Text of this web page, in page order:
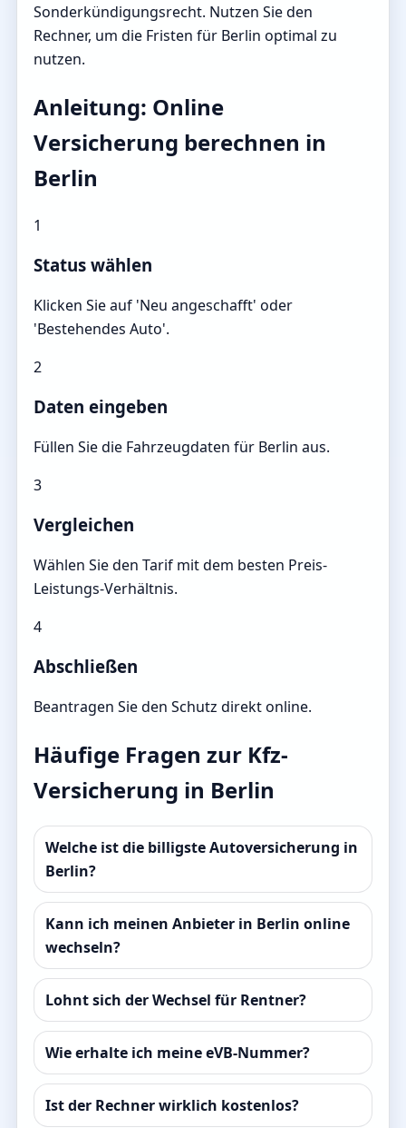
Sonderkündigungsrecht. Nutzen Sie den
Rechner, um die Fristen für Berlin optimal zu
nutzen.
Anleitung: Online
Versicherung berechnen in
Berlin
1
Status wählen
Klicken Sie auf 'Neu angeschafft' oder
'Bestehendes Auto'.
2
Daten eingeben
Füllen Sie die Fahrzeugdaten für Berlin aus.
3
Vergleichen
Wählen Sie den Tarif mit dem besten Preis-
Leistungs-Verhältnis.
4
Abschließen
Beantragen Sie den Schutz direkt online.
Häufige Fragen zur Kfz-
Versicherung in Berlin
Welche ist die billigste Autoversicherung in
Berlin?
Kann ich meinen Anbieter in Berlin online
wechseln?
Lohnt sich der Wechsel für Rentner?
Wie erhalte ich meine eVB-Nummer?
Ist der Rechner wirklich kostenlos?